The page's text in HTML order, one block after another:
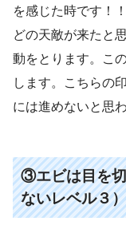
を感じた時です！
どの天敵が来たと
動をとります。こ
します。こちらの
には進めないと思
③エビは目を
ないレベル３）